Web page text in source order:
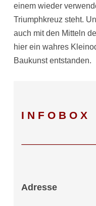
einem wieder
Triumphkreuz steht.
auch mit den Mitteln
hier ein wahres
Baukunst entstanden.
INFOBOX
Adresse